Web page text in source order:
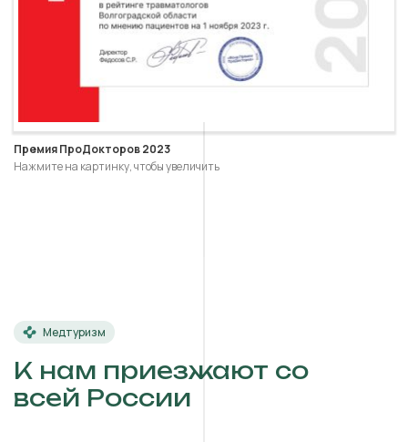
Премия ПроДокторов 2023
Нажмите на картинку, чтобы увеличить
Медтуризм
К нам приезжают со
всей России